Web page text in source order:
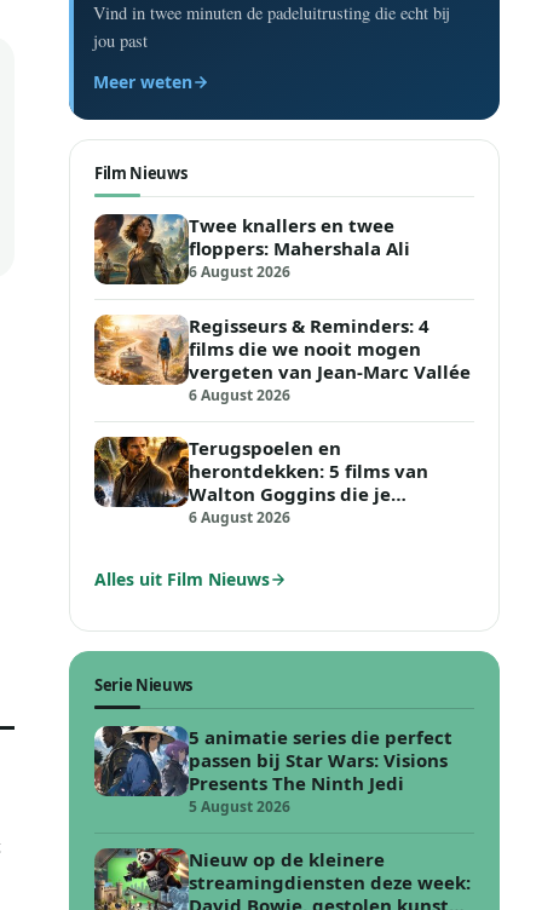
Vind in twee minuten de padeluitrusting die echt bij
jou past
Meer weten
Film Nieuws
Twee knallers en twee
floppers: Mahershala Ali
6 August 2026
Regisseurs & Reminders: 4
films die we nooit mogen
vergeten van Jean-Marc Vallée
6 August 2026
Terugspoelen en
herontdekken: 5 films van
Walton Goggins die je
opnieuw moet kijken
6 August 2026
Alles uit Film Nieuws
Serie Nieuws
5 animatie series die perfect
passen bij Star Wars: Visions
Presents The Ninth Jedi
5 August 2026
Nieuw op de kleinere
streamingdiensten deze week:
David Bowie, gestolen kunst